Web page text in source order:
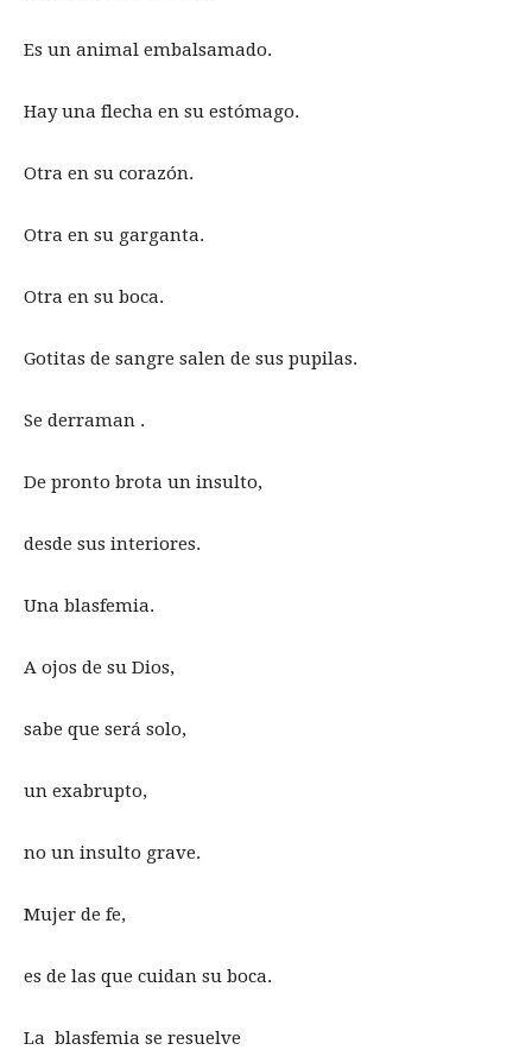
Es un animal embalsamado.
Hay una flecha en su estómago.
Otra en su corazón.
Otra en su garganta.
Otra en su boca.
Gotitas de sangre salen de sus pupilas.
Se derraman .
De pronto brota un insulto,
desde sus interiores.
Una blasfemia.
A ojos de su Dios,
sabe que será solo,
un exabrupto,
no un insulto grave.
Mujer de fe,
es de las que cuidan su boca.
La blasfemia se resuelve